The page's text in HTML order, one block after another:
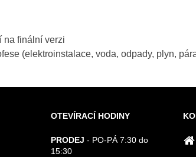
na finální verzi
(elektroinstalace, voda, odpady, plyn,
OTEVÍRACÍ HODINY
PRODEJ - PO-PÁ 7:30 do
15:30